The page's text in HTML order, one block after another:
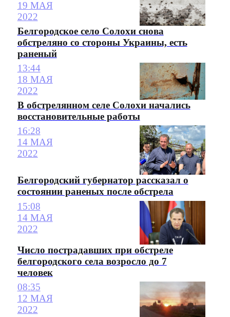
19 МАЯ
2022
Белгородское село Солохи снова
обстреляно со стороны Украины, есть
раненый
13:44
18 МАЯ
2022
В обстрелянном селе Солохи начались
восстановительные работы
16:28
14 МАЯ
2022
Белгородский губернатор рассказал о
состоянии раненых после обстрела
15:08
14 МАЯ
2022
Число пострадавших при обстреле
белгородского села возросло до 7
человек
08:35
12 МАЯ
2022